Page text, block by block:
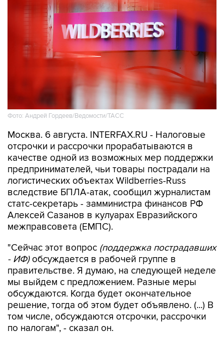
Фото: Андрей Гордеев/Ведомости/ТАСС
Москва. 6 августа. INTERFAX.RU - Налоговые
отсрочки и рассрочки прорабатываются в
качестве одной из возможных мер поддержки
предпринимателей, чьи товары пострадали на
логистических объектах Wildberries-Russ
вследствие БПЛА-атак, сообщил журналистам
статс-секретарь - замминистра финансов РФ
Алексей Сазанов в кулуарах Евразийского
межправсовета (ЕМПС).
"Сейчас этот вопрос (поддержка пострадавших
- ИФ)обсуждается в рабочей группе в
правительстве. Я думаю, на следующей неделе
мы выйдем с предложением. Разные меры
обсуждаются. Когда будет окончательное
решение, тогда об этом будет объявлено. (...) В
том числе, обсуждаются отсрочки, рассрочки
по налогам", - сказал он.